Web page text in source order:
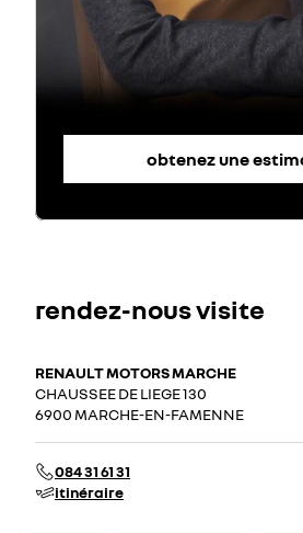
obtenez une
rendez-nous visite
RENAULT MOTORS MARCHE
CHAUSSEE DE LIEGE 130
6900 MARCHE-EN-FAMENNE
084 31 61 31
itinéraire